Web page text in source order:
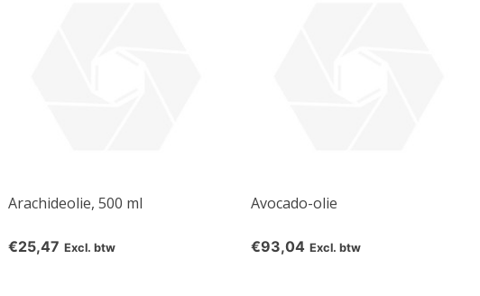
Arachideolie, 500 ml
€25,47 Excl. btw
Avocado-olie
€93,04 Excl. btw